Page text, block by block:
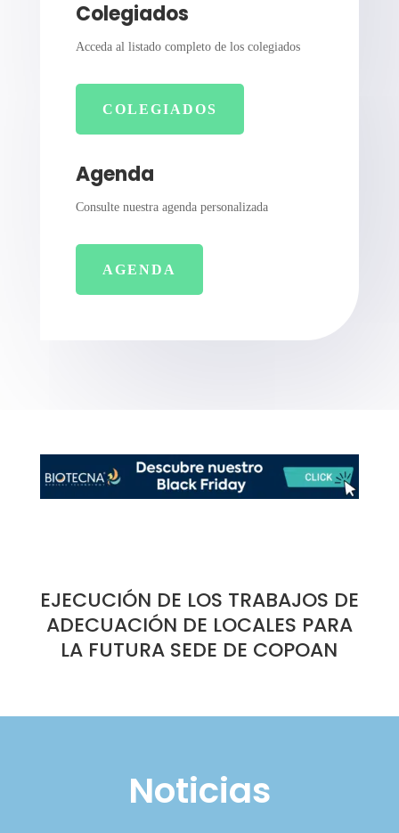
Colegiados
Acceda al listado completo de los colegiados
COLEGIADOS
Agenda
Consulte nuestra agenda personalizada
AGENDA
EJECUCIÓN DE LOS TRABAJOS DE
ADECUACIÓN DE LOCALES PARA
LA FUTURA SEDE DE COPOAN
Noticias